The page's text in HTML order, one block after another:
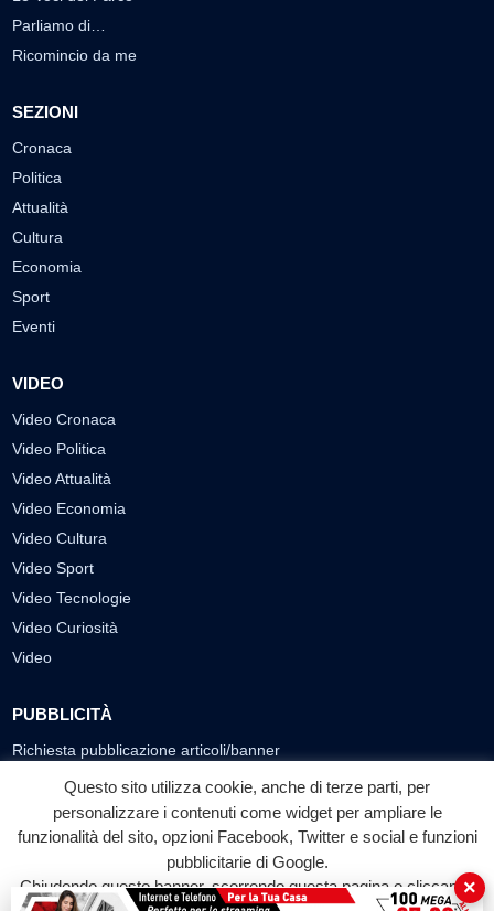
Parliamo di…
Ricomincio da me
SEZIONI
Cronaca
Politica
Attualità
Cultura
Economia
Sport
Eventi
VIDEO
Video Cronaca
Video Politica
Video Attualità
Video Economia
Video Cultura
Video Sport
Video Tecnologie
Video Curiosità
Video
PUBBLICITÀ
Richiesta pubblicazione articoli/banner
SEGUICI SUI SOCIAL
f
Facebook
◎ ▶
YouTube
Questo sito utilizza cookie, anche di terze parti, per
personalizzare i contenuti come widget per ampliare le
funzionalità del sito, opzioni Facebook, Twitter e social e funzioni
pubblicitarie di Google.
Chiudendo questo banner, scorrendo questa pagina o cliccando
×